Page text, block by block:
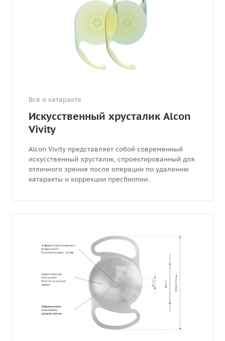
Всё о катаракте
Искусственный хрусталик Alcon
Vivity
Alcon Vivity представляет собой современный
искусственный хрусталик, спроектированный для
отличного зрения после операции по удалению
катаракты и коррекции пресбиопии.